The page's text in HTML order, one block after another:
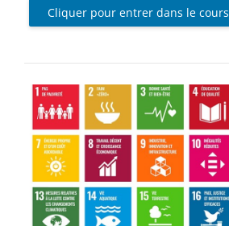
Cliquer pour entrer dans le cours